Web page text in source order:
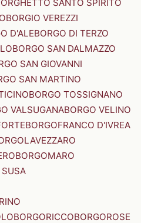
SANTO SPIRITO
BORGIO VEREZZI
D'ALEBORGO DI TERZO
BORGO SAN DALMAZZO
SAN GIOVANNI
SAN MARTINO
BORGO TOSSIGNANO
VALSUGANABORGO VELINO
BORGOFRANCO D'IVREA
BORGOMARO
SUSA
BORGORICCOBORGOROSE